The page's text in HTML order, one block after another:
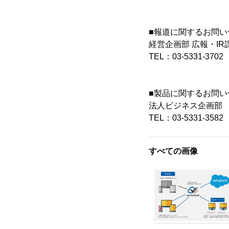
■報道に関するお問
経営企画部 広報・IR
TEL：03-5331-3702
■製品に関するお問
法人ビジネス企画部
TEL：03-5331-3582
すべての画像